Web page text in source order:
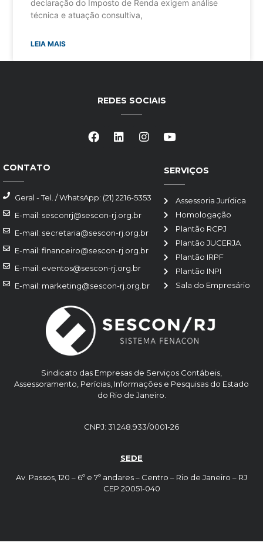
declaração do Imposto de Renda exigem análise
técnica e atuação consultiva,
LEIA MAIS
Sindicato das Empresas de Serviços Contábeis,
Assessoramento, Perícias, Informações e Pesquisas do Estado
do Rio de Janeiro.
CNPJ: 31.248.933/0001-26
SEDE
Av. Passos, 120 – 6º e 7º andares – Centro – Rio de Janeiro – RJ
CEP 20051-040
SERVIÇOS
Assessoria Jurídica
Homologação
Plantão RCPJ
Plantão JUCERJA
Plantão IRPF
Plantão INPI
Sala do Empresário
CONTATO
Geral - Tel. / WhatsApp: (21) 2216-5353
E-mail: sesconrj@sescon-rj.org.br
E-mail: secretaria@sescon-rj.org.br
E-mail: financeiro@sescon-rj.org.br
E-mail: eventos@sescon-rj.org.br
E-mail: marketing@sescon-rj.org.br
REDES SOCIAIS